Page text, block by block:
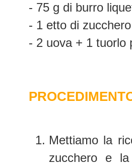
- 75 g di burro
- 1 etto di zucchero
- 2 uova + 1 tuorlo
Mettiamo la
zucchero e